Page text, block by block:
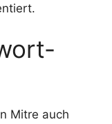
Mitre auch